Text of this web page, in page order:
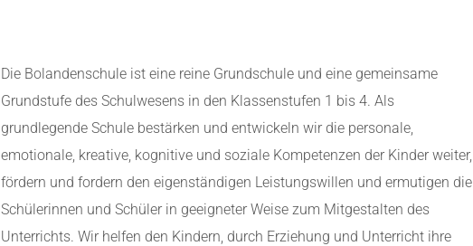
Die Bolandenschule ist eine reine Grundschule und eine gemeinsame
Grundstufe des Schulwesens in den Klassenstufen 1 bis 4. Als
grundlegende Schule bestärken und entwickeln wir die personale,
emotionale, kreative, kognitive und soziale Kompetenzen der Kinder weiter,
fördern und fordern den eigenständigen Leistungswillen und ermutigen die
Schülerinnen und Schüler in geeigneter Weise zum Mitgestalten des
Unterrichts. Wir helfen den Kindern, durch Erziehung und Unterricht ihre